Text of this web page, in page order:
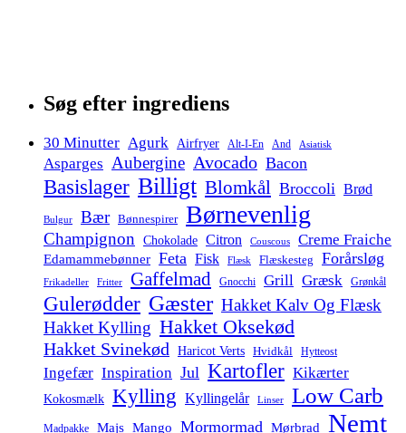
Søg efter ingrediens
30 Minutter Agurk Airfryer Alt-I-En And Asiatisk
Asparges Aubergine Avocado Bacon
Basislager Billigt Blomkål Broccoli Brød
Bulgur Bær Bønnespirer Børnevenlig
Champignon Chokolade Citron Couscous Creme Fraiche
Edamammebønner Feta Fisk Flæsk Flæskesteg Forårsløg
Frikadeller Fritter Gaffelmad Gnocchi Grill Græsk Grønkål
Gulerødder Gæster Hakket Kalv Og Flæsk
Hakket Kylling Hakket Oksekød
Hakket Svinekød Haricot Verts Hvidkål Hytteost
Ingefær Inspiration Jul Kartofler Kikærter
Kokosmælk Kylling Kyllingelår Linser Low Carb
Madpakke Majs Mango Mormormad Mørbrad Nemt